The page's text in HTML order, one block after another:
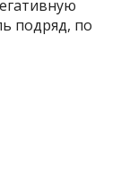
подряд, по